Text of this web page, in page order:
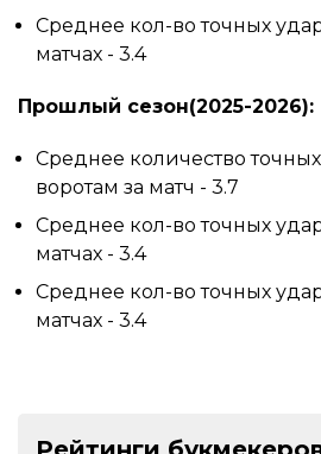
Среднее кол-во точных
матчах - 3.4
Прошлый сезон(2025-2026):
Среднее количество
воротам за матч - 3.7
Среднее кол-во точных
матчах - 3.4
Среднее кол-во точных
матчах - 3.4